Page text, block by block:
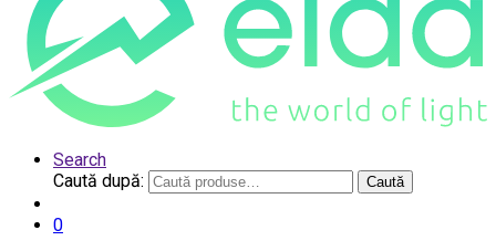
Search
Caută după:
Caută
0